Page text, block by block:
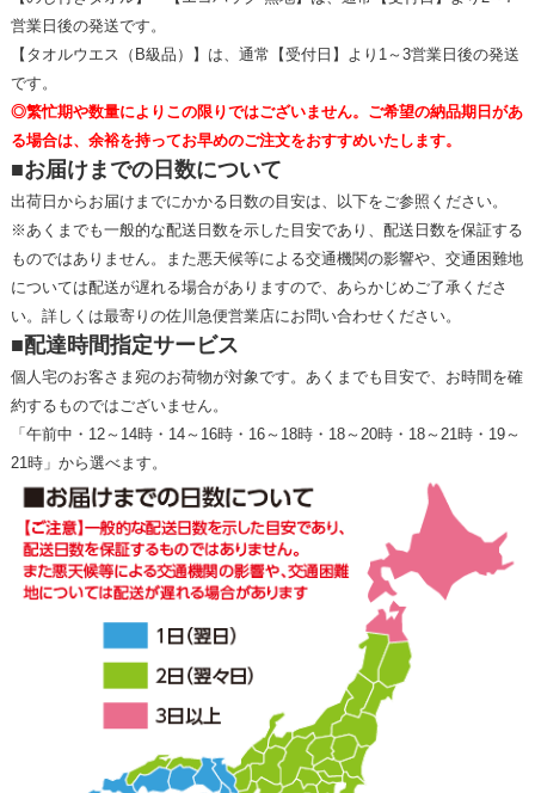
営業日後の発送です。
【タオルウエス（B級品）】は、通常【受付日】より1～3営業日後の発送
です。
◎繁忙期や数量によりこの限りではございません。ご希望の納品期日があ
る場合は、余裕を持ってお早めのご注文をおすすめいたします。
■お届けまでの日数について
出荷日からお届けまでにかかる日数の目安は、以下をご参照ください。
※あくまでも一般的な配送日数を示した目安であり、配送日数を保証する
ものではありません。また悪天候等による交通機関の影響や、交通困難地
については配送が遅れる場合がありますので、あらかじめご了承くださ
い。詳しくは最寄りの佐川急便営業店にお問い合わせください。
■配達時間指定サービス
個人宅のお客さま宛のお荷物が対象です。あくまでも目安で、お時間を確
約するものではございません。
「午前中・12～14時・14～16時・16～18時・18～20時・18～21時・19～
21時」から選べます。